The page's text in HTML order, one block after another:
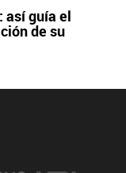
así guía el
de su